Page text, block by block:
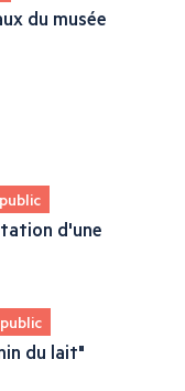
du musée
d'une
du lait"